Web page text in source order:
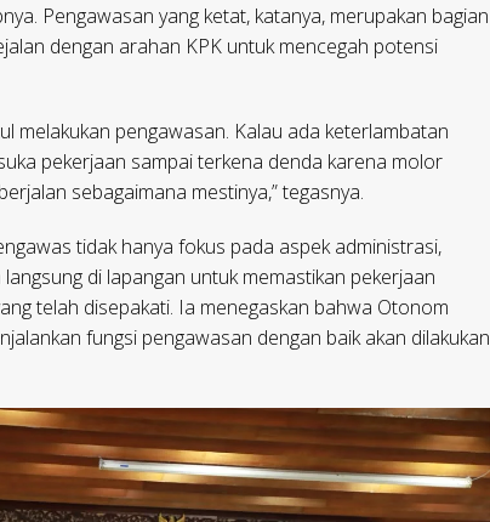
Pengawasan yang ketat, katanya, merupakan bagian
dengan arahan KPK untuk mencegah potensi
melakukan pengawasan. Kalau ada keterlambatan
pekerjaan sampai terkena denda karena molor
sebagaimana mestinya,” tegasnya.
tidak hanya fokus pada aspek administrasi,
di lapangan untuk memastikan pekerjaan
telah disepakati. Ia menegaskan bahwa Otonom
fungsi pengawasan dengan baik akan dilakukan